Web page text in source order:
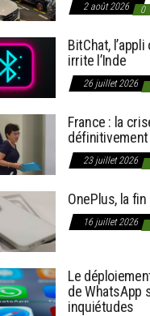
2 août 2026 0
BitChat,
irrite l’Inde
26 juillet 2026
France : la
23 juillet 2026
OnePlus, la fin
16 juillet 2026
Le
de WhatsApp
inquiétudes